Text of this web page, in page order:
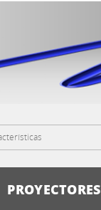
PROYECTORES